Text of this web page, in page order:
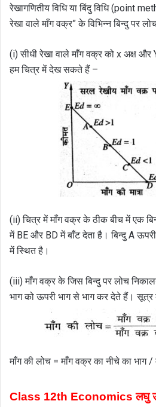
रेखागणितीय विधि या बिंदु विधि (point
रेखा वाले माँग वक्र” के विभिन्न बिन्दु पर
(i) सीधी रेखा वाले माँग वक्र को x अक्ष और
हम चित्र में देख सकते हैं –
(ii) चित्र में माँग वक्र के ठीक बीच में एक
में BE और BD में बाँट देता है। बिन्दु A
में स्थित है।
(iii) माँग वक्र के जिस बिन्दु पर लोच
भाग को ऊपरी भाग से भाग कर देते हैं।
माँग की लोच = माँग वक्र का नीचे का भाग
Class 12th Economics लघु